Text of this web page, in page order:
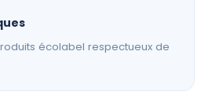
écolabel respectueux de